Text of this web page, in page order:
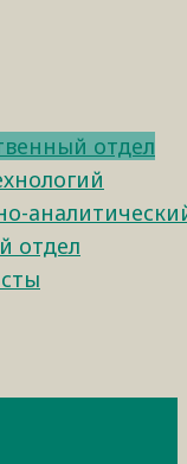
отдел
отдел